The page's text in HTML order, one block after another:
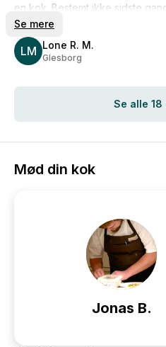
LM Lone R. M.
Glesborg
en kok. Bestemt ikke sidste
booke Jonas. Jonas
fantastisk og er meget sympatisk.
Se mere
Se alle 18
Mød din kok
Jonas B.